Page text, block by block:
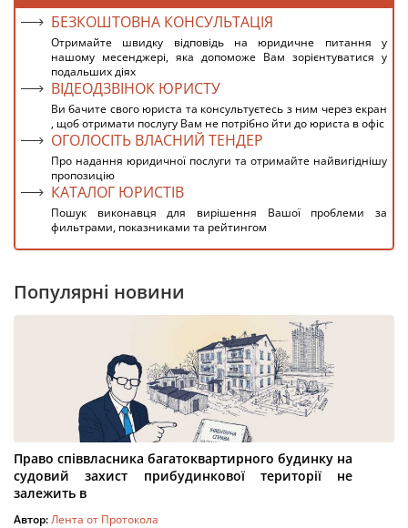
БЕЗКОШТОВНА КОНСУЛЬТАЦІЯ
Отримайте швидку відповідь на юридичне питання у
нашому месенджері, яка допоможе Вам зорієнтуватися у
подальших діях
ВІДЕОДЗВІНОК ЮРИСТУ
Ви бачите свого юриста та консультуєтесь з ним через екран
, щоб отримати послугу Вам не потрібно йти до юриста в офіс
ОГОЛОСІТЬ ВЛАСНИЙ ТЕНДЕР
Про надання юридичної послуги та отримайте найвигіднішу
пропозицію
КАТАЛОГ ЮРИСТІВ
Пошук виконавця для вирішення Вашої проблеми за
фильтрами, показниками та рейтингом
Популярні новини
Право співвласника багатоквартирного будинку на
судовий захист прибудинкової території не
залежить в
Автор:Лента от Протокола